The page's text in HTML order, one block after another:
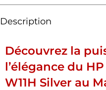
Description
Découvrez la
l’élégance du HP
W11H Silver au